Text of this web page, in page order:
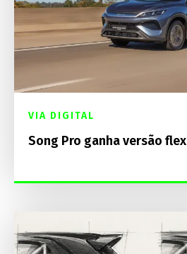
VIA DIGITAL
Song Pro ganha versão flex